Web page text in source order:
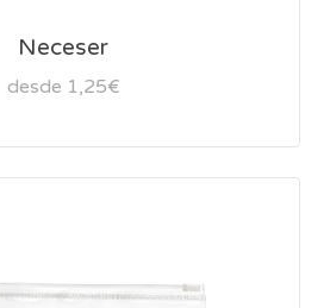
Neceser
desde 1,25€